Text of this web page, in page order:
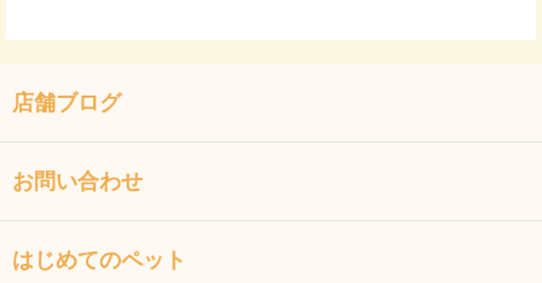
店舗ブログ
お問い合わせ
はじめてのペット